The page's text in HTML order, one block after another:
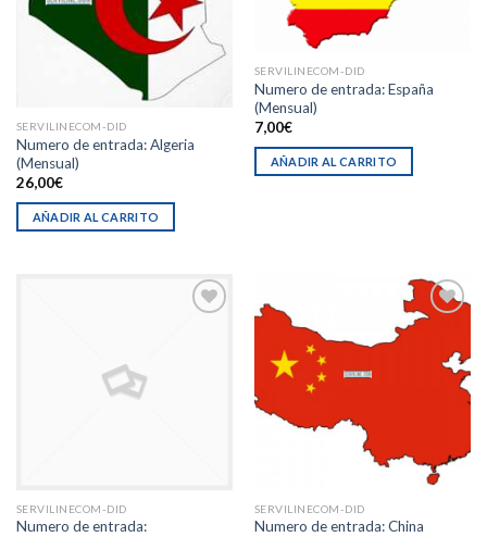
SERVILINECOM-DID
Numero de entrada: Algeria
(Mensual)
26,00€
AÑADIR AL CARRITO
SERVILINECOM-DID
Numero de entrada: España
(Mensual)
7,00€
AÑADIR AL CARRITO
SERVILINECOM-DID
Numero de entrada:
lista de
deseos
SERVILINECOM-DID
Numero de entrada: China